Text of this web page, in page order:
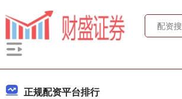
正规配资平台排行